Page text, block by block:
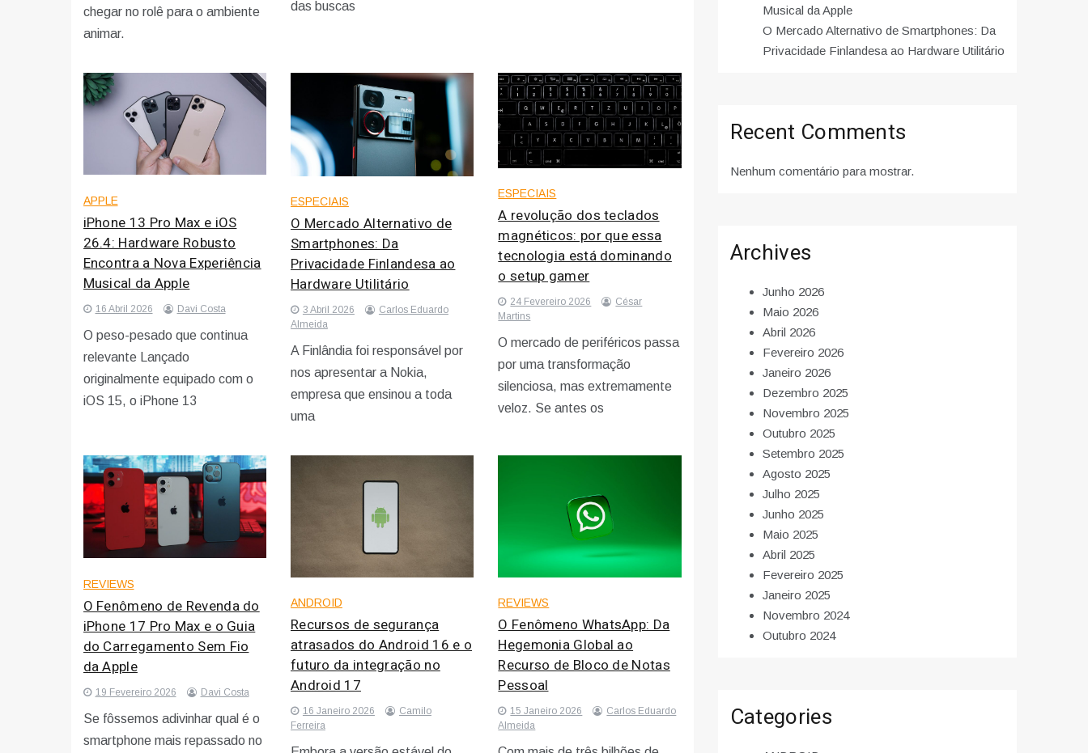
chegar no rolê para o ambiente
animar.
das buscas
APPLE
iPhone 13 Pro Max e iOS
26.4: Hardware Robusto
Encontra a Nova Experiência
Musical da Apple
16 Abril 2026 Davi Costa
O peso-pesado que continua
relevante Lançado
originalmente equipado com o
iOS 15, o iPhone 13
ESPECIAIS
O Mercado Alternativo de
Smartphones: Da
Privacidade Finlandesa ao
Hardware Utilitário
3 Abril 2026
Carlos Eduardo
Almeida
A Finlândia foi responsável por
nos apresentar a Nokia,
empresa que ensinou a toda
uma
ESPECIAIS
A revolução dos teclados
magnéticos: por que essa
tecnologia está dominando
o setup gamer
24 Fevereiro 2026
César
Martins
O mercado de periféricos passa
por uma transformação
silenciosa, mas extremamente
veloz. Se antes os
REVIEWS
O Fenômeno de Revenda do
iPhone 17 Pro Max e o Guia
do Carregamento Sem Fio
da Apple
19 Fevereiro 2026 Davi Costa
Se fôssemos adivinhar qual é o
smartphone mais repassado no
ANDROID
Recursos de segurança
atrasados do Android 16 e o
futuro da integração no
Android 17
16 Janeiro 2026
Camilo
Ferreira
REVIEWS
O Fenômeno WhatsApp: Da
Hegemonia Global ao
Recurso de Bloco de Notas
Pessoal
15 Janeiro 2026
Carlos Eduardo
Almeida
Musical da Apple
O Mercado Alternativo de Smartphones: Da
Privacidade Finlandesa ao Hardware Utilitário
Recent Comments
Nenhum comentário para mostrar.
Archives
Junho 2026
Maio 2026
Abril 2026
Fevereiro 2026
Janeiro 2026
Dezembro 2025
Novembro 2025
Outubro 2025
Setembro 2025
Agosto 2025
Julho 2025
Junho 2025
Maio 2025
Abril 2025
Fevereiro 2025
Janeiro 2025
Novembro 2024
Outubro 2024
Categories